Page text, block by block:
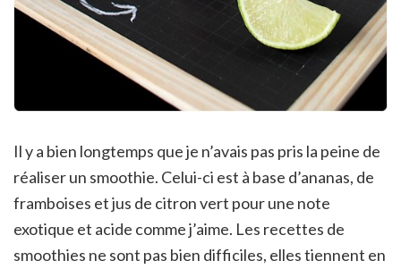
Il y a bien longtemps que je n’avais pas pris la peine de
réaliser un smoothie. Celui-ci est à base d’ananas, de
framboises et jus de citron vert pour une note
exotique et acide comme j’aime. Les recettes de
smoothies ne sont pas bien difficiles, elles tiennent en